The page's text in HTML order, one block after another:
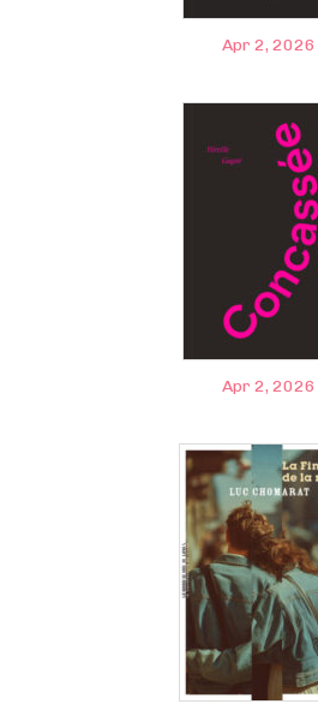
Apr 2, 2026
Apr 2, 2026